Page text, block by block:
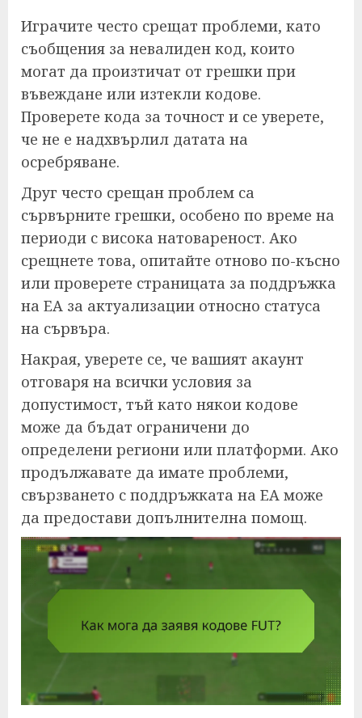
Играчите често срещат проблеми, като
съобщения за невалиден код, които
могат да произтичат от грешки при
въвеждане или изтекли кодове.
Проверете кода за точност и се уверете,
че не е надхвърлил датата на
осребряване.
Друг често срещан проблем са
сървърните грешки, особено по време на
периоди с висока натовареност. Ако
срещнете това, опитайте отново по-късно
или проверете страницата за поддръжка
на EA за актуализации относно статуса
на сървъра.
Накрая, уверете се, че вашият акаунт
отговаря на всички условия за
допустимост, тъй като някои кодове
може да бъдат ограничени до
определени региони или платформи. Ако
продължавате да имате проблеми,
свързването с поддръжката на EA може
да предостави допълнителна помощ.